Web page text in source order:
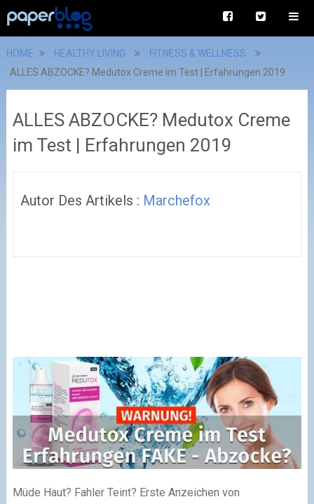
HOME HEALTHY LIVING
FITNESS & WELLNESS
ALLES ABZOCKE? Medutox Creme im Test | Erfahrungen 2019
ALLES ABZOCKE? Medutox Creme
im Test | Erfahrungen 2019
Autor Des Artikels : Marchefox
Müde Haut? Fahler Teint? Erste Anzeichen von